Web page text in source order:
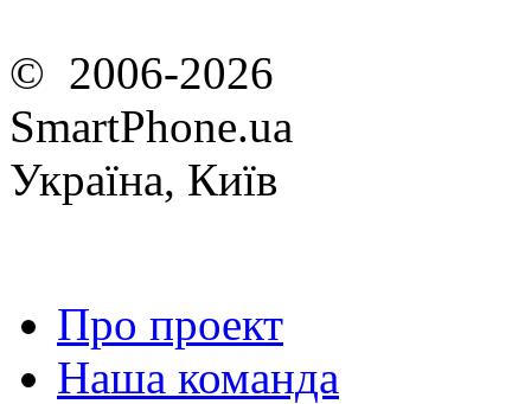
© 2006-2026
SmartPhone.ua
Україна, Київ
Про проект
Наша команда